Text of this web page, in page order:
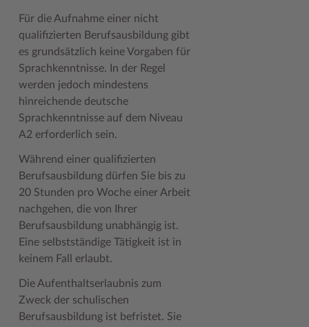
Für die Aufnahme einer nicht
qualifizierten Berufsausbildung gibt
es grundsätzlich keine Vorgaben für
Sprachkenntnisse. In der Regel
werden jedoch mindestens
hinreichende deutsche
Sprachkenntnisse auf dem Niveau
A2 erforderlich sein.
Während einer qualifizierten
Berufsausbildung dürfen Sie bis zu
20 Stunden pro Woche einer Arbeit
nachgehen, die von Ihrer
Berufsausbildung unabhängig ist.
Eine selbstständige Tätigkeit ist in
keinem Fall erlaubt.
Die Aufenthaltserlaubnis zum
Zweck der schulischen
Berufsausbildung ist befristet. Sie